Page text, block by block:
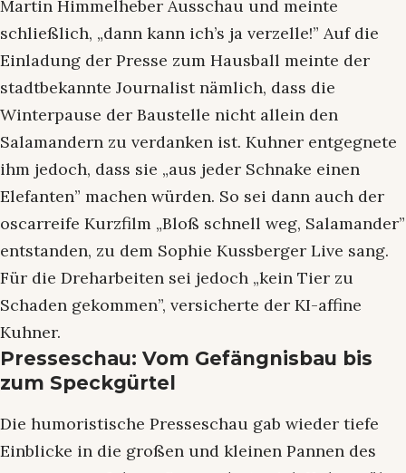
Martin Himmelheber Ausschau und meinte
schließlich, „dann kann ich’s ja verzelle!” Auf die
Einladung der Presse zum Hausball meinte der
stadtbekannte Journalist nämlich, dass die
Winterpause der Baustelle nicht allein den
Salamandern zu verdanken ist. Kuhner entgegnete
ihm jedoch, dass sie „aus jeder Schnake einen
Elefanten” machen würden. So sei dann auch der
oscarreife Kurzfilm „Bloß schnell weg, Salamander”
entstanden, zu dem Sophie Kussberger Live sang.
Für die Dreharbeiten sei jedoch „kein Tier zu
Schaden gekommen”, versicherte der KI-affine
Kuhner.
Presseschau: Vom Gefängnisbau bis
zum Speckgürtel
Die humoristische Presseschau gab wieder tiefe
Einblicke in die großen und kleinen Pannen des